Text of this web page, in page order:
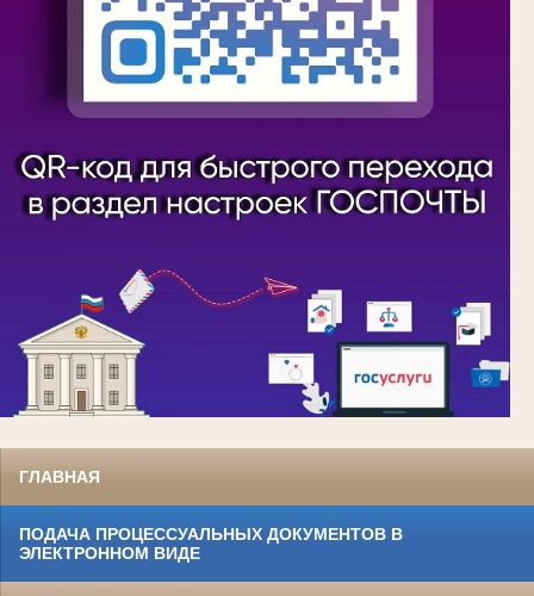
ГЛАВНАЯ
ПОДАЧА ПРОЦЕССУАЛЬНЫХ ДОКУМЕНТОВ В
ЭЛЕКТРОННОМ ВИДЕ